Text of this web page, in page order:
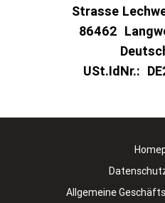
Strasse
86462
USt.IdNr.:
Allgemeine